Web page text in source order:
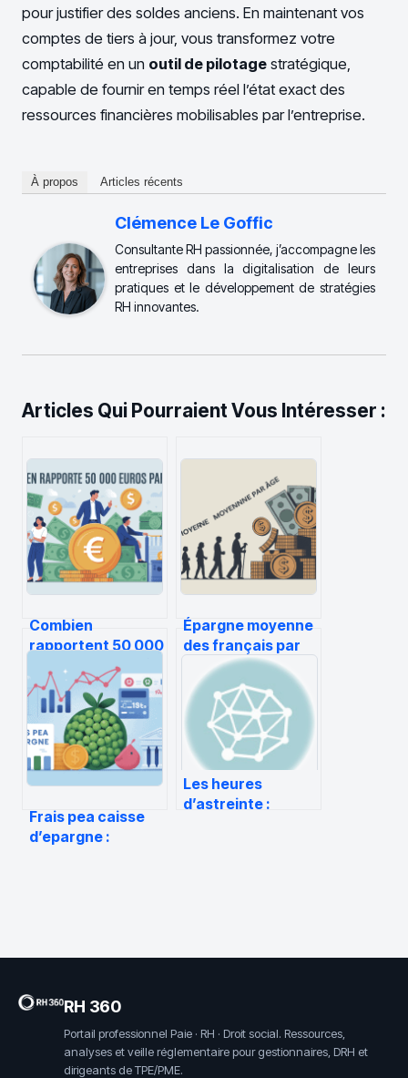
pour justifier des soldes anciens. En maintenant vos
comptes de tiers à jour, vous transformez votre
comptabilité en un outil de pilotage stratégique,
capable de fournir en temps réel l’état exact des
ressources financières mobilisables par l’entreprise.
À propos Articles récents
Clémence Le Goffic
Consultante RH passionnée, j’accompagne les
entreprises dans la digitalisation de leurs
pratiques et le développement de stratégies
RH innovantes.
Articles Qui Pourraient Vous Intéresser :
Combien
rapportent 50 000
euros placés par
mois selon les
placements
Épargne moyenne
des français par
âge : chiffres clés
et repères utiles
Frais pea caisse
d’epargne :
Les heures
d’astreinte :
RH 360
Portail professionnel Paie · RH · Droit social. Ressources,
analyses et veille réglementaire pour gestionnaires, DRH et
dirigeants de TPE/PME.